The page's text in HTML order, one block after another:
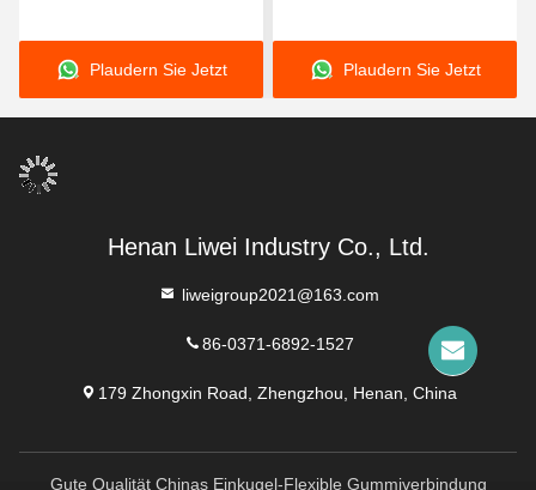
langlebiger
Naturkautschuk Neopren
EPDM und Nitril-
Leistung
Plaudern Sie Jetzt
Auskleidungsdicke mit
hervorragender
Korrosionsbeständigkeit
Plaudern Sie Jetzt
Henan Liwei Industry Co., Ltd.
liweigroup2021@163.com
86-0371-6892-1527
179 Zhongxin Road, Zhengzhou, Henan, China
Gute Qualität Chinas Einkugel-Flexible Gummiverbindung